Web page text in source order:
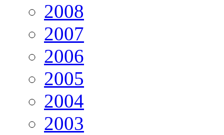
2008
2007
2006
2005
2004
2003